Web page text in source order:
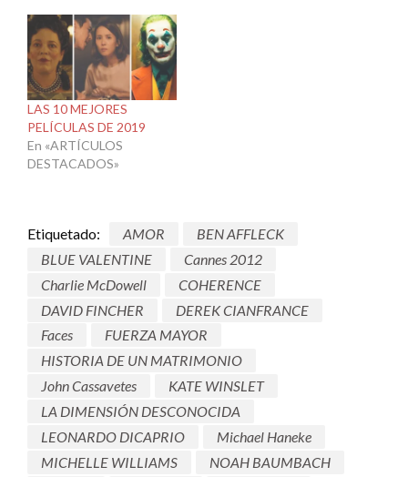
LAS 10 MEJORES
PELÍCULAS DE 2019
En «ARTÍCULOS
DESTACADOS»
Etiquetado: AMOR
BEN AFFLECK
BLUE VALENTINE
Cannes 2012
Charlie McDowell
COHERENCE
DAVID FINCHER
DEREK CIANFRANCE
Faces
FUERZA MAYOR
HISTORIA DE UN MATRIMONIO
John Cassavetes
KATE WINSLET
LA DIMENSIÓN DESCONOCIDA
LEONARDO DICAPRIO
Michael Haneke
MICHELLE WILLIAMS
NOAH BAUMBACH